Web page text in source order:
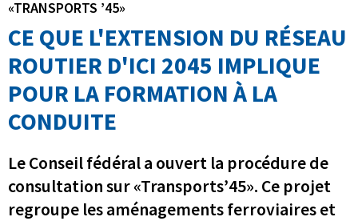
«TRANSPORTS ’45»
CE QUE L'EXTENSION DU RÉSEAU
ROUTIER D'ICI 2045 IMPLIQUE
POUR LA FORMATION À LA
CONDUITE
Le Conseil fédéral a ouvert la procédure de
consultation sur «Transports’45». Ce projet
regroupe les aménagements ferroviaires et